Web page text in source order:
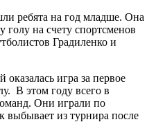
ребята на год младше. Она
на счету спортсменов
Градиленко и
игра за первое
В этом году всего в
Они играли по
выбывает из турнира после